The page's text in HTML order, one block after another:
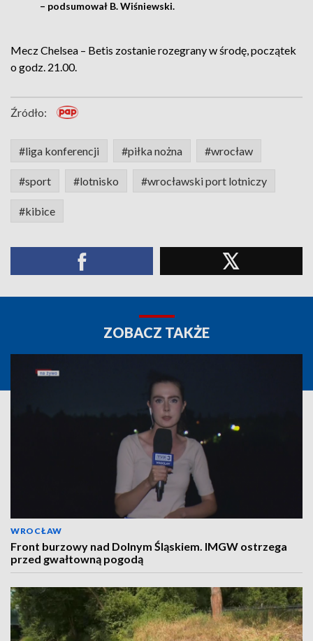
– podsumował B. Wiśniewski.
Mecz Chelsea – Betis zostanie rozegrany w środę, początek
o godz. 21.00.
Źródło:
#liga konferencji #piłka nożna #wrocław
#sport #lotnisko #wrocławski port lotniczy
#kibice
ZOBACZ TAKŻE
WROCŁAW
Front burzowy nad Dolnym Śląskiem. IMGW ostrzega
przed gwałtowną pogodą